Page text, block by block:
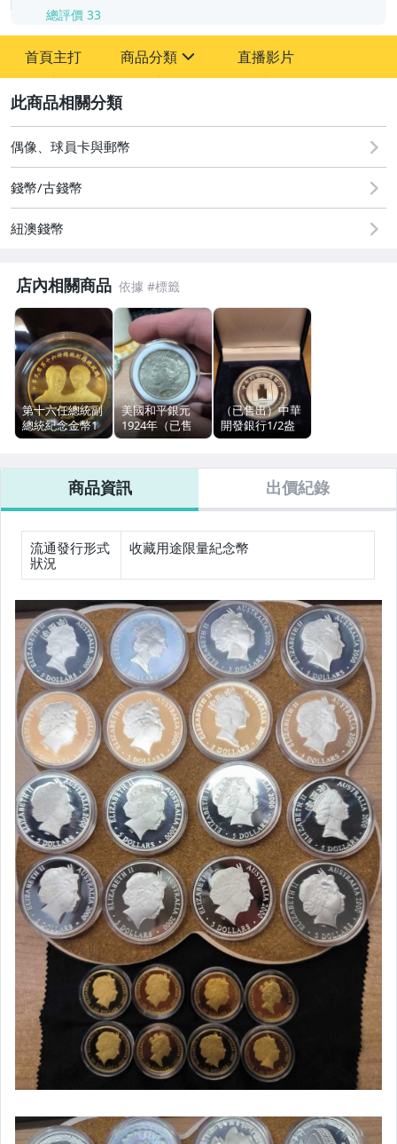
總評價 33
首頁主打 商品分類
古董、藝術與礦石
偶像、球員卡與郵幣
直播影片
偶像、球員卡與郵幣
錢幣/古錢幣
紐澳錢幣
店內相關商品
第十六任總統副
總統紀念金幣1
盎司9999純金
美國和平銀元
1924年（已售
出）
（已售出）中華
開發銀行1/2盎
司999純銀999
商品資訊 出價紀錄
流通發行形式
狀況
收藏用途限量紀念幣